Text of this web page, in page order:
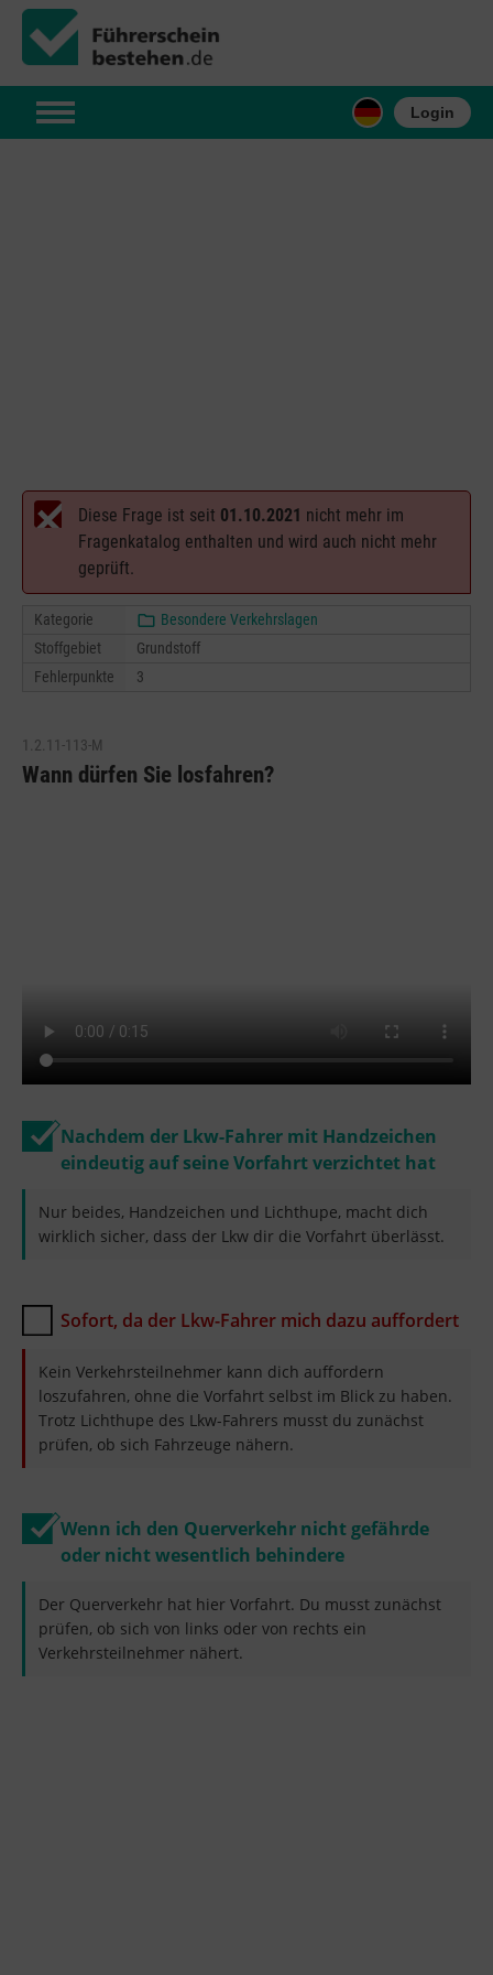
Login
Diese Frage ist seit 01.10.2021 nicht mehr im
Fragenkatalog enthalten und wird auch nicht mehr
geprüft.
Kategorie
Besondere Verkehrslagen
Stoffgebiet
Grundstoff
Fehlerpunkte
3
1.2.11-113-M
Wann dürfen Sie losfahren?
Nachdem der Lkw-Fahrer mit Handzeichen
eindeutig auf seine Vorfahrt verzichtet hat
Nur beides, Handzeichen und Lichthupe, macht dich
wirklich sicher, dass der Lkw dir die Vorfahrt überlässt.
Sofort, da der Lkw-Fahrer mich dazu auffordert
Kein Verkehrsteilnehmer kann dich auffordern
loszufahren, ohne die Vorfahrt selbst im Blick zu haben.
Trotz Lichthupe des Lkw-Fahrers musst du zunächst
prüfen, ob sich Fahrzeuge nähern.
Wenn ich den Querverkehr nicht gefährde
oder nicht wesentlich behindere
Der Querverkehr hat hier Vorfahrt. Du musst zunächst
prüfen, ob sich von links oder von rechts ein
Verkehrsteilnehmer nähert.